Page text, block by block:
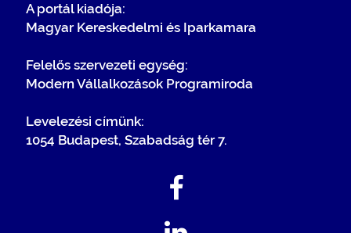
A portál kiadója:
Magyar Kereskedelmi és Iparkamara
Felelős szervezeti egység:
Modern Vállalkozások Programiroda
Levelezési címünk:
1054 Budapest, Szabadság tér 7.